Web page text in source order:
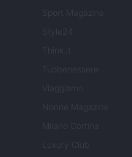
Sport Magazine
Style24
Think.it
Tuobenessere
Viaggiamo
Nonne Magazine
Milano Cortina
Luxury Club